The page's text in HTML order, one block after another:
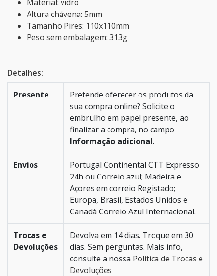
Material: vidro
Altura chávena: 5mm
Tamanho Pires: 110x110mm
Peso sem embalagem: 313g
Detalhes:
Presente
Pretende oferecer os produtos da
sua compra online? Solicite o
embrulho em papel presente, ao
finalizar a compra, no campo
Informação adicional.
Envios
Portugal Continental CTT Expresso
24h ou Correio azul; Madeira e
Açores em correio Registado;
Europa, Brasil, Estados Unidos e
Canadá Correio Azul Internacional.
Trocas e
Devoluções
Devolva em 14 dias. Troque em 30
dias. Sem perguntas. Mais info,
consulte a nossa Política de Trocas e
Devoluções